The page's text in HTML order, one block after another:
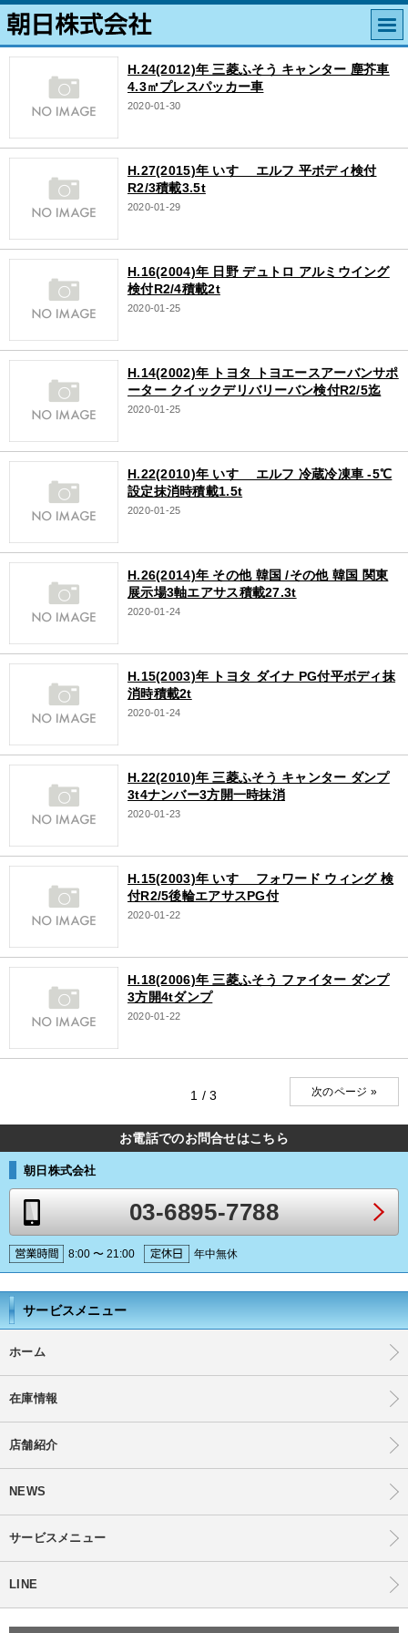
H.24(2012)年 三菱ふそう キャンター 塵芥車
4.3㎥プレスパッカー車
2020-01-30
H.27(2015)年 いすゞ エルフ 平ボディ検付
R2/3積載3.5t
2020-01-29
H.16(2004)年 日野 デュトロ アルミウイング
検付R2/4積載2t
2020-01-25
H.14(2002)年 トヨタ トヨエースアーバンサポ
ーター クイックデリバリーバン検付R2/5迄
2020-01-25
H.22(2010)年 いすゞ エルフ 冷蔵冷凍車 -5℃
設定抹消時積載1.5t
2020-01-25
H.26(2014)年 その他 韓国 /その他 韓国 関東
展示場3軸エアサス積載27.3t
2020-01-24
H.15(2003)年 トヨタ ダイナ PG付平ボディ抹
消時積載2t
2020-01-24
H.22(2010)年 三菱ふそう キャンター ダンプ
3t4ナンバー3方開一時抹消
2020-01-23
H.15(2003)年 いすゞ フォワード ウィング 検
付R2/5後輪エアサスPG付
2020-01-22
H.18(2006)年 三菱ふそう ファイター ダンプ
3方開4tダンプ
2020-01-22
次のページ »
1 / 3
お電話でのお問合せはこちら
朝日株式会社
03-6895-7788
8:00 〜 21:00 年中無休
サービスメニュー
ホーム
在庫情報
店舗紹介
NEWS
サービスメニュー
LINE